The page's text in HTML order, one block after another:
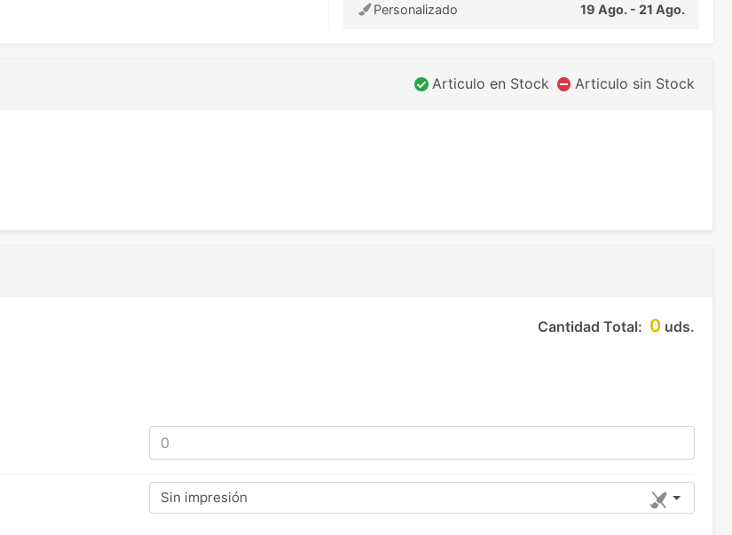
Personalizado
19 Ago. - 21 Ago.
Articulo en Stock Articulo sin Stock
Cantidad Total: 0 uds.
Sin impresión